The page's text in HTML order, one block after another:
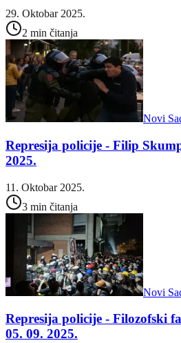
29. Oktobar 2025.
2 min čitanja
Novi
Represija policije - Filip
2025.
11. Oktobar 2025.
3 min čitanja
Novi
Represija policije - Filozofski
05. 09. 2025.